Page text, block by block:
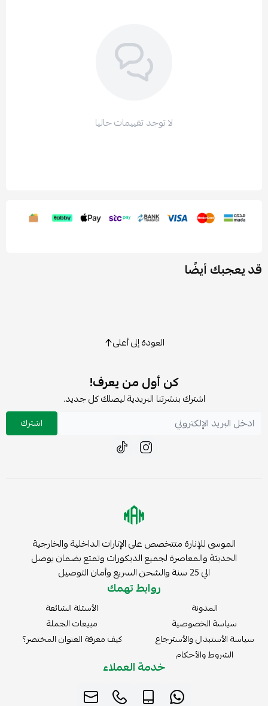
لا توجد تقييمات حاليا
قد يعجبك أيضًا
العودة إلى أعلى
كن أول من يعرف!
اشترك بنشرتنا البريدية ليصلك كل جديد.
اشترك
الموسى للإنارة متتخصص على الإنارات الداخلية والخارجية
الحديثة والمعاصرة لجميع الديكورات وتمتع بضمان يوصل
الي 25 سنة والشحن السريع وأمان التوصيل
روابط تهمك
المدونة
سياسة الخصوصية
سياسة الأستبدال والأسترجاع
الشروط والأحكام
الأسئلة الشائعة
مبيعات الجملة
كيف معرفة العنوان المختصر؟
خدمة العملاء